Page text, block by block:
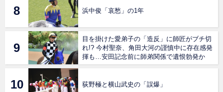
浜中俊「哀愁」の1年
目を掛けた愛弟子の「造反」に師匠がブチ切
れ!? 今村聖奈、角田大河の謹慎中に存在感発
揮も…安田記念前に師弟関係で遺恨勃発か
荻野極と横山武史の「誤爆」